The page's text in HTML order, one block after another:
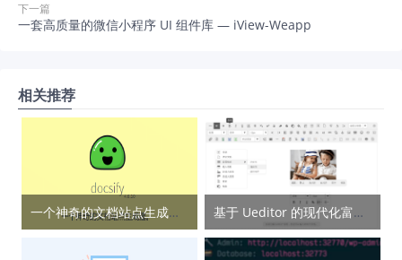
下一篇
一套高质量的微信小程序 UI 组件库 — iView-Weapp
相关推荐
一个神奇的文档站点生成器 — Docsify 基于 Ueditor 的现代化富文本编辑器 – Neditor